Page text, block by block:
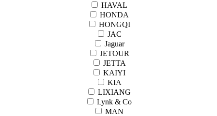
HAVAL
HONDA
HONGQI
JAC
Jaguar
JETOUR
JETTA
KAIYI
KIA
LIXIANG
Lynk & Co
MAN